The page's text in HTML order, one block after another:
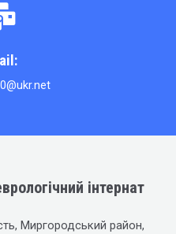
інтернат
Миргородський район,